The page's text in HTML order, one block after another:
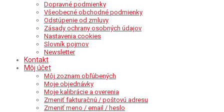
Dopravné podmienky
Všeobecné obchodné podmienky
Odstúpenie od zmluvy
Zásady ochrany osobných údajov
Nastavenia cookies
Slovník pojmov
Newsletter
Kontakt
Môj účet
Môj zoznam obľúbených
Moje objednávky
Moje kalibrácie a overenia
Zmeniť fakturačnú / poštovú adresu
Zmeniť meno / email / heslo